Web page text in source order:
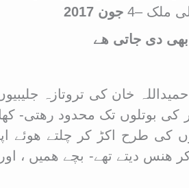
ملک –4 جون 2017
دی جاتی ھے
خان کی تروتازہ
کی بوتلوں تک محدود رھتی-
کی طرح اکڑ کر چلتے ھوئے
ھنس دیتے تھے- بچے ھمیں ،